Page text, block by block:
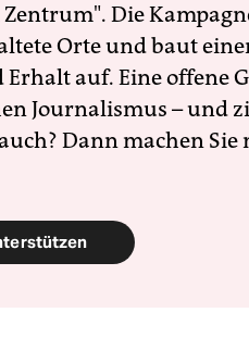
Die
Orte und baut
Erhalt auf. Eine offene
Journalismus – und
Dann machen